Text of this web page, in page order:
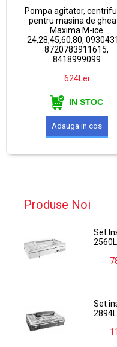
Pompa agitator,
pentru masina de
Maxima M-ice
24,28,45,60,80,
8720783911615,
8418999099
624Lei
IN STOC
Produse Noi
Set
Set